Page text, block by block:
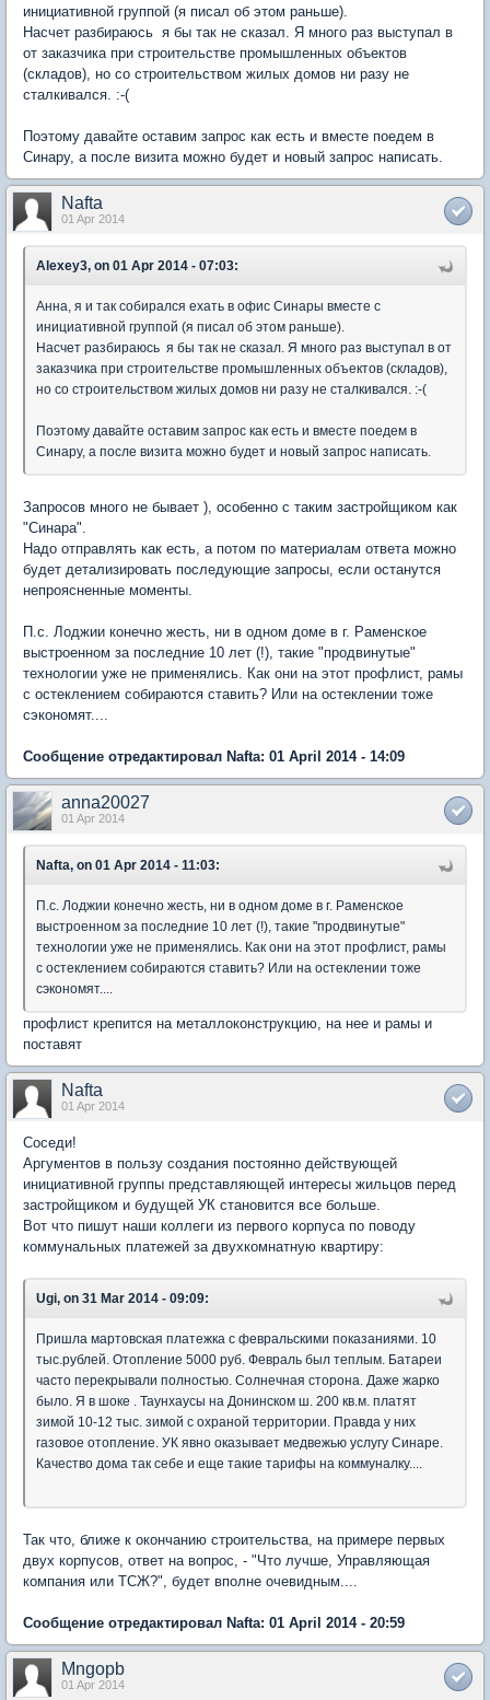
инициативной группой (я писал об этом раньше).
Насчет разбираюсь я бы так не сказал. Я много раз выступал в
от заказчика при строительстве промышленных объектов
(складов), но со строительством жилых домов ни разу не
сталкивался. :-(
Поэтому давайте оставим запрос как есть и вместе поедем в
Синару, а после визита можно будет и новый запрос написать.
Nafta
01 Apr 2014
Alexey3, on 01 Apr 2014 - 07:03:
Анна, я и так собирался ехать в офис Синары вместе с
инициативной группой (я писал об этом раньше).
Насчет разбираюсь я бы так не сказал. Я много раз выступал в от
заказчика при строительстве промышленных объектов (складов),
но со строительством жилых домов ни разу не сталкивался. :-(
Поэтому давайте оставим запрос как есть и вместе поедем в
Синару, а после визита можно будет и новый запрос написать.
Запросов много не бывает ), особенно с таким застройщиком как
"Синара".
Надо отправлять как есть, а потом по материалам ответа можно
будет детализировать последующие запросы, если останутся
непроясненные моменты.
П.с. Лоджии конечно жесть, ни в одном доме в г. Раменское
выстроенном за последние 10 лет (!), такие "продвинутые"
технологии уже не применялись. Как они на этот профлист, рамы
с остеклением собираются ставить? Или на остеклении тоже
сэкономят....
Сообщение отредактировал Nafta: 01 April 2014 - 14:09
anna20027
01 Apr 2014
Nafta, on 01 Apr 2014 - 11:03:
П.с. Лоджии конечно жесть, ни в одном доме в г. Раменское
выстроенном за последние 10 лет (!), такие "продвинутые"
технологии уже не применялись. Как они на этот профлист, рамы
с остеклением собираются ставить? Или на остеклении тоже
сэкономят....
профлист крепится на металлоконструкцию, на нее и рамы и
поставят
Nafta
01 Apr 2014
Соседи!
Аргументов в пользу создания постоянно действующей
инициативной группы представляющей интересы жильцов перед
застройщиком и будущей УК становится все больше.
Вот что пишут наши коллеги из первого корпуса по поводу
коммунальных платежей за двухкомнатную квартиру:
Ugi, on 31 Mar 2014 - 09:09:
Пришла мартовская платежка с февральскими показаниями. 10
тыс.рублей. Отопление 5000 руб. Февраль был теплым. Батареи
часто перекрывали полностью. Солнечная сторона. Даже жарко
было. Я в шоке . Таунхаусы на Донинском ш. 200 кв.м. платят
зимой 10-12 тыс. зимой с охраной территории. Правда у них
газовое отопление. УК явно оказывает медвежью услугу Синаре.
Качество дома так себе и еще такие тарифы на коммуналку....
Так что, ближе к окончанию строительства, на примере первых
двух корпусов, ответ на вопрос, - "Что лучше, Управляющая
компания или ТСЖ?", будет вполне очевидным....
Сообщение отредактировал Nafta: 01 April 2014 - 20:59
Mngopb
01 Apr 2014